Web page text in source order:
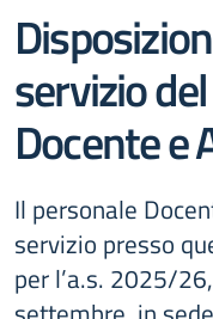
servizio
Docente e
Il personale
servizio presso
per l’a.s. 2025/